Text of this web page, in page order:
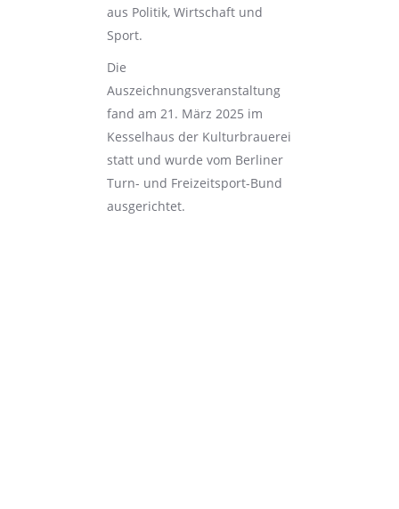
aus Politik, Wirtschaft und
Sport.
Die
Auszeichnungsveranstaltung
fand am 21. März 2025 im
Kesselhaus der Kulturbrauerei
statt und wurde vom Berliner
Turn- und Freizeitsport-Bund
ausgerichtet.